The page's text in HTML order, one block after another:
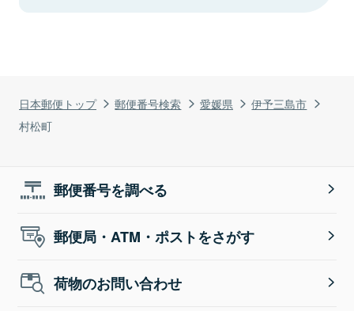
日本郵便トップ 郵便番号検索 愛媛県
伊予三島市
村松町
郵便番号を調べる
郵便局・ATM・ポストをさがす
荷物のお問い合わせ